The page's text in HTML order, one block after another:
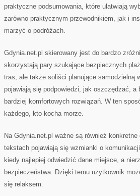
praktyczne podsumowania, które ułatwiają
zarówno praktycznym przewodnikiem, jak i
marzyć o podróżach.
Gdynia.net.pl skierowany jest do bardzo
skorzystają pary szukające bezpiecznych
tras, ale także soliści planujące samodzielną
pojawiają się podpowiedzi, jak oszczędzać,
bardziej komfortowych rozwiązań. W ten
każdego, kto kocha morze.
Na Gdynia.net.pl ważne są również
tekstach pojawiają się wzmianki o
kiedy najlepiej odwiedzić dane miejsce, a
bezpieczeństwa. Dzięki temu użytkownik
się relaksem.